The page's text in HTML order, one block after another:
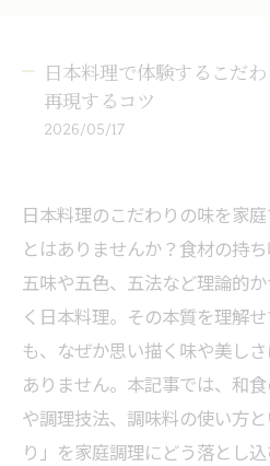
日本料理で体験するこだ
再現するコツ
2026/05/17
日本料理のこだわりの味を家
とはありませんか？食材の持
五味や五色、五法など理論的
く日本料理。その本質を理解
も、なぜか思い描く味や美し
ありません。本記事では、和
や調理技法、調味料の使い方
り」を家庭調理にどう落とし